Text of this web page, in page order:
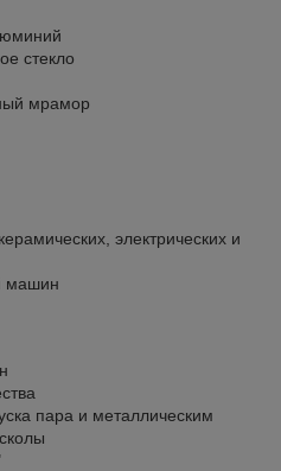
стекло
мрамор
электрических и
машин
пара и металлическим